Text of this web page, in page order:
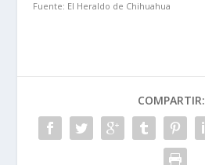
Fuente: El Heraldo de Chihuahua
COMPARTIR: